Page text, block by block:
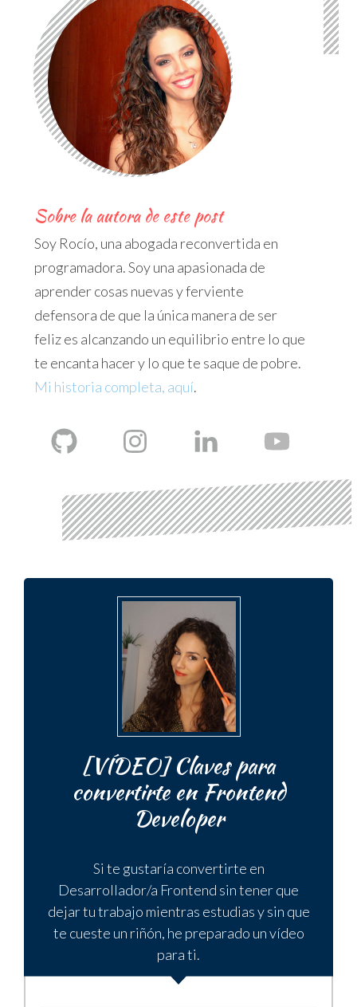
Sobre la autora de este post
Soy Rocío, una abogada reconvertida en
programadora. Soy una apasionada de
aprender cosas nuevas y ferviente
defensora de que la única manera de ser
feliz es alcanzando un equilibrio entre lo que
te encanta hacer y lo que te saque de pobre.
Mi historia completa, aquí.
[VÍDEO] Claves para
convertirte en Frontend
Developer
Si te gustaría convertirte en
Desarrollador/a Frontend sin tener que
dejar tu trabajo mientras estudias y sin que
te cueste un riñón, he preparado un vídeo
para ti.